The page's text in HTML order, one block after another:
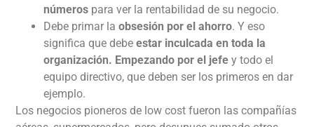
números para ver la rentabilidad de su negocio.
Debe primar laobsesión por el ahorro. Y eso
significa que debeestar inculcada en toda la
organización. Empezando por el jefe y todo el
equipo directivo, que deben ser los primeros en dar
ejemplo.
Los negocios pioneros de low cost fueron las compañías